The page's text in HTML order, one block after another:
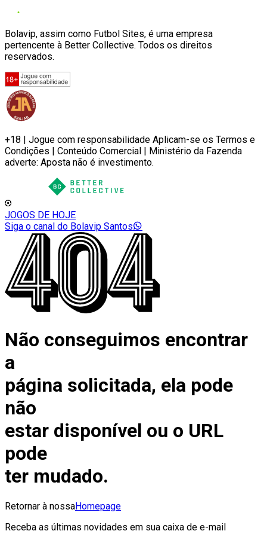
Bolavip, assim como Futbol Sites, é uma empresa
pertencente à Better Collective. Todos os direitos
reservados.
+18 | Jogue com responsabilidade Aplicam-se os Termos e
Condições | Conteúdo Comercial | Ministério da Fazenda
adverte: Aposta não é investimento.
JOGOS DE HOJE
Siga o canal do Bolavip Santos
Não conseguimos encontrar
a
página solicitada, ela pode
não
estar disponível ou o URL
pode
ter mudado.
Retornar à nossaHomepage
Receba as últimas novidades em sua caixa de e-mail